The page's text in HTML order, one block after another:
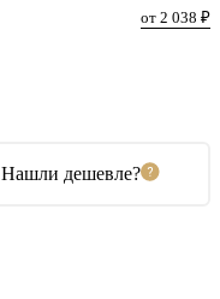
от 2 038 ₽
Нашли дешевле?